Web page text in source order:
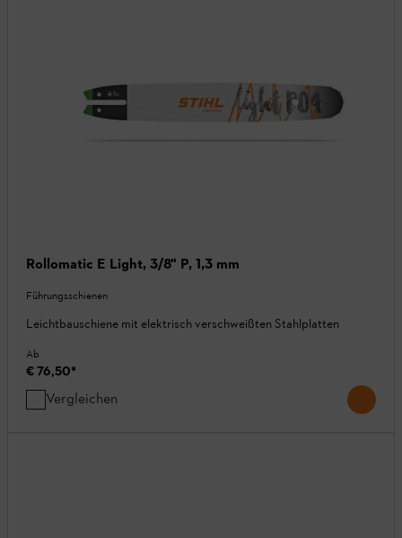
Rollomatic E Light, 3/8" P, 1,3 mm
Führungsschienen
Leichtbauschiene mit elektrisch verschweißten Stahlplatten
Ab
€ 76,50*
Vergleichen